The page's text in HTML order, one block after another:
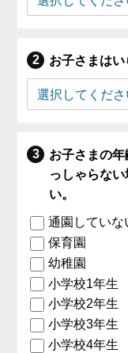
お子さまはい
お子さまの
っしゃらな
い。
通園していな
保育園
幼稚園
小学校1年生
小学校2年生
小学校3年生
小学校4年生